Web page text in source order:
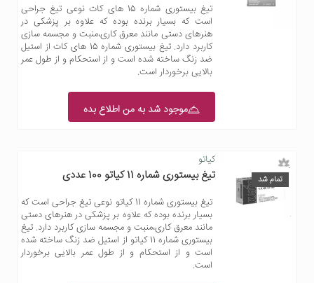
تیغ بیستوری شماره 15 های کات نوعی تیغ جراحی
است که بسیار برنده بوده که علاوه بر پزشکی در
هنرهای دستی مانند معرق کاری،منبت و مجسمه سازی
کاربرد دارد. تیغ بیستوری شماره 15 های کات از استیل
ضد زنگ ساخته شده است و از استحکام و از طول عمر
بالایی برخوردار است.
موجود شد به من اطلاع بده
تمام شد
کیاتو
تیغ بیستوری شماره 11 کیاتو 100 عددی
تیغ بیستوری شماره 11 کیاتو نوعی تیغ جراحی است که
بسیار برنده بوده که علاوه بر پزشکی در هنرهای دستی
مانند معرق کاری،منبت و مجسمه سازی کاربرد دارد. تیغ
بیستوری شماره 11 کیاتو از استیل ضد زنگ ساخته شده
است و از استحکام و از طول عمر بالایی برخوردار
است.